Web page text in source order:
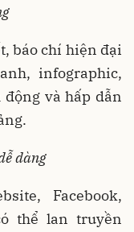
báo chí hiện đại
infographic,
và hấp dẫn
dàng
Facebook,
thể lan truyền